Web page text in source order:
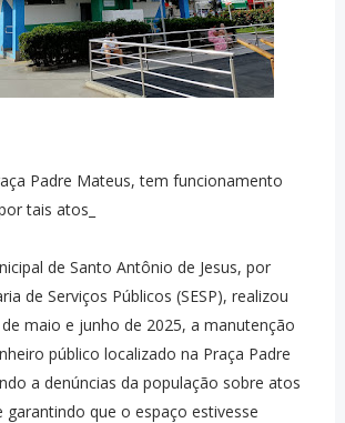
Padre Mateus, tem funcionamento
tais atos_
de Santo Antônio de Jesus, por
de Serviços Públicos (SESP), realizou
maio e junho de 2025, a manutenção
público localizado na Praça Padre
a denúncias da população sobre atos
garantindo que o espaço estivesse